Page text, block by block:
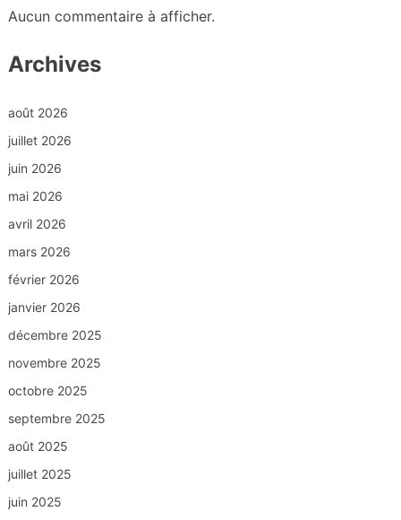
Aucun commentaire à afficher.
Archives
août 2026
juillet 2026
juin 2026
mai 2026
avril 2026
mars 2026
février 2026
janvier 2026
décembre 2025
novembre 2025
octobre 2025
septembre 2025
août 2025
juillet 2025
juin 2025